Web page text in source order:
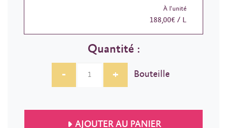
À l'unité
188,00€ / L
Quantité :
-
+ Bouteille
AJOUTER AU PANIER